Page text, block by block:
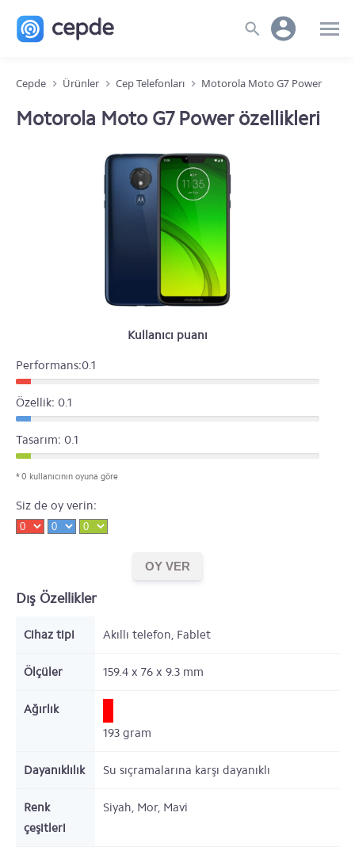
Cepde Ürünler Cep Telefonları Motorola Moto G7 Power
Motorola Moto G7 Power özellikleri
Kullanıcı puanı
Performans:0.1
Özellik: 0.1
Tasarım: 0.1
* 0 kullanıcının oyuna göre
Siz de oy verin:
Dış Özellikler
Cihaz tipi Akıllı telefon, Fablet
Ölçüler 159.4 x 76 x 9.3 mm
Ağırlık
193 gram
Dayanıklılık Su sıçramalarına karşı dayanıklı
Renk
çeşitleri
Siyah, Mor, Mavi